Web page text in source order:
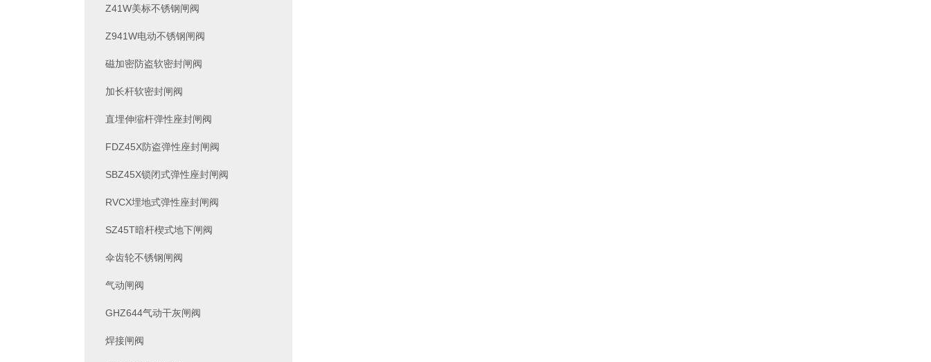
Z41W美标不锈钢闸阀
Z941W电动不锈钢闸阀
磁加密防盗软密封闸阀
加长杆软密封闸阀
直埋伸缩杆弹性座封闸阀
FDZ45X防盗弹性座封闸阀
SBZ45X锁闭式弹性座封闸阀
RVCX埋地式弹性座封闸阀
SZ45T暗杆楔式地下闸阀
伞齿轮不锈钢闸阀
气动闸阀
GHZ644气动干灰闸阀
焊接闸阀